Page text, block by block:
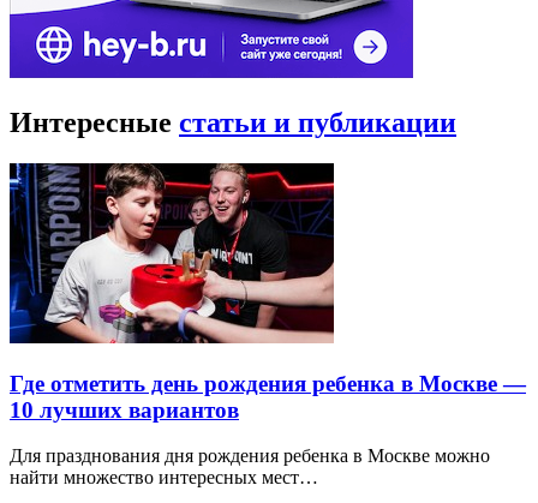
Интересные статьи и публикации
Где отметить день рождения ребенка в Москве —
10 лучших вариантов
Для празднования дня рождения ребенка в Москве можно
найти множество интересных мест…